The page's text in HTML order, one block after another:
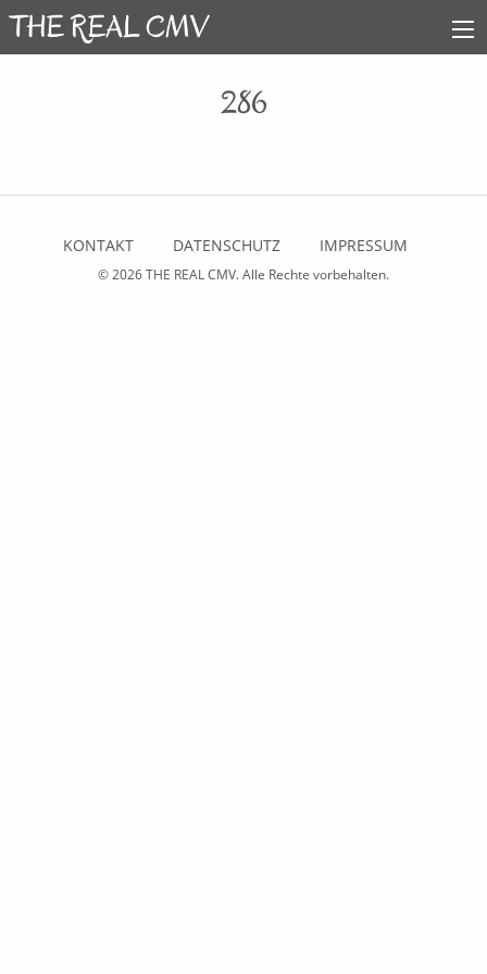
286
KONTAKT DATENSCHUTZ IMPRESSUM
© 2026THE REAL CMV. Alle Rechte vorbehalten.